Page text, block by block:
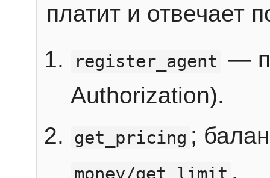
платит и отвечает
register_agent —
Authorization).
get_pricing ;
.